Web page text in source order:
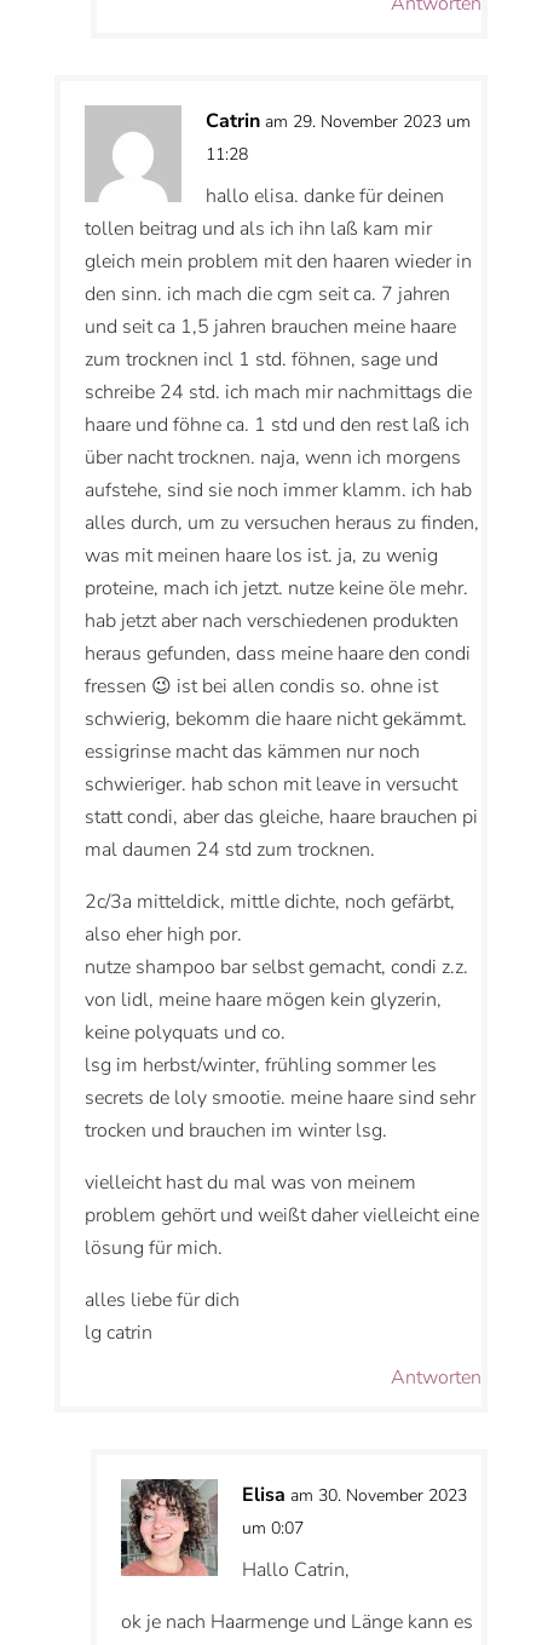
Catrin am 29. November 2023 um
11:28
hallo elisa. danke für deinen
tollen beitrag und als ich ihn laß kam mir
gleich mein problem mit den haaren wieder in
den sinn. ich mach die cgm seit ca. 7 jahren
und seit ca 1,5 jahren brauchen meine haare
zum trocknen incl 1 std. föhnen, sage und
schreibe 24 std. ich mach mir nachmittags die
haare und föhne ca. 1 std und den rest laß ich
über nacht trocknen. naja, wenn ich morgens
aufstehe, sind sie noch immer klamm. ich hab
alles durch, um zu versuchen heraus zu finden,
was mit meinen haare los ist. ja, zu wenig
proteine, mach ich jetzt. nutze keine öle mehr.
hab jetzt aber nach verschiedenen produkten
heraus gefunden, dass meine haare den condi
fressen 😉 ist bei allen condis so. ohne ist
schwierig, bekomm die haare nicht gekämmt.
essigrinse macht das kämmen nur noch
schwieriger. hab schon mit leave in versucht
statt condi, aber das gleiche, haare brauchen pi
mal daumen 24 std zum trocknen.
2c/3a mitteldick, mittle dichte, noch gefärbt,
also eher high por.
nutze shampoo bar selbst gemacht, condi z.z.
von lidl, meine haare mögen kein glyzerin,
keine polyquats und co.
lsg im herbst/winter, frühling sommer les
secrets de loly smootie. meine haare sind sehr
trocken und brauchen im winter lsg.
vielleicht hast du mal was von meinem
problem gehört und weißt daher vielleicht eine
lösung für mich.
alles liebe für dich
lg catrin
Antworten
Elisa am 30. November 2023
um 0:07
Hallo Catrin,
ok je nach Haarmenge und Länge kann es